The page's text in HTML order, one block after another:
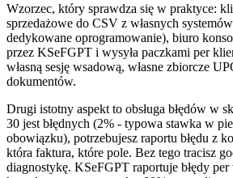
Wzorzec, który sprawdza się w praktyce:
sprzedażowe do CSV z własnych
dedykowane oprogramowanie), biuro
przez KSeFGPT i wysyła paczkami per
własną sesję wsadową, własne zbiorcze
dokumentów.
Drugi istotny aspekt to obsługa błędów w
30 jest błędnych (2% - typowa stawka w
obowiązku), potrzebujesz raportu błędu z
która faktura, które pole. Bez tego tracisz
diagnostykę. KSeFGPT raportuje błędy